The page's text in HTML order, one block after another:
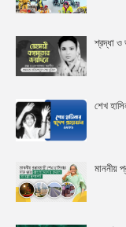
শ্রদ্ধা ও
শেখ
মাননীয়